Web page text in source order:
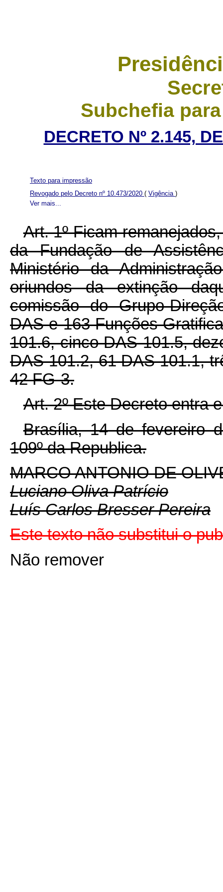
Subchefia
DECRETO Nº 2.145,
Ver mais...
Texto para impressão
Revogado pelo Decreto nº 10.473/2020 ( Vigência )
Art. 1º Ficam
da Fundação de
Ministério da
oriundos da extinção
comissão do Grupo-
DAS e 163 Funções
101.6, cinco DAS 101.5,
DAS 101.2, 61 DAS 101.1,
42 FG-3.
Art. 2º Este Decreto entra
Brasília, 14 de fevereiro
109º da Republica.
MARCO ANTONIO DE
Luciano Oliva Patrício
Luís Carlos Bresser Pereira
Este texto não substitui o
Não remover